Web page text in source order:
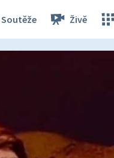
Soutěže Živě